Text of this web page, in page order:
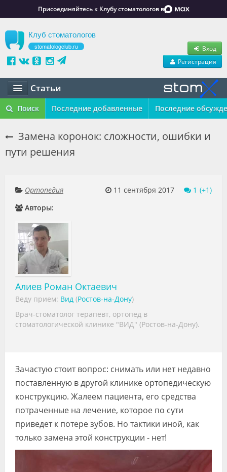
Присоединяйтесь к Клубу стоматологов в
Клуб стоматологов
stomatologclub.ru
Вход
Регистрация
Статьи
Статьи
Обучение
Резюме
Объявления
Видео
Форум
Клиники
Специалисты
Галерея
Лаборатории
Поиск Последние добавленные Последние
Замена коронок: сложности, ошибки и
пути решения
Ортопедия 11 сентября 2017
1
Авторы:
Алиев Роман Октаевич
Веду прием: Вид (Ростов-на-Дону)
Врач-стоматолог терапевт, ортопед в
стоматологической клинике "ВИД" (Ростов-на-Дону).
Зачастую стоит вопрос: снимать или нет недавно
поставленную в другой клинике ортопедическую
конструкцию. Жалеем пациента, его средства
потраченные на лечение, которое по сути
приведет к потере зубов. Но тактики иной, как
только замена этой конструкции - нет!